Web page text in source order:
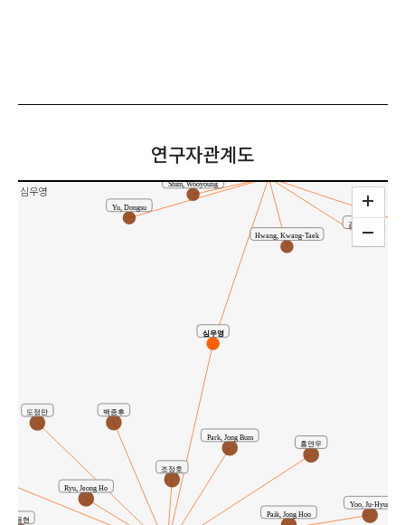
연구자관계도
심우영
Yu, Dongsu
Shim, Wooyoung
Hwang, Kwang-Taek
김종영
Paik, Jong Hoo
Park, Jong Bum
Ryu, Jeong Ho
Yoo, Ju-Hyun
도정만 백종후
윤용현
조정호
홍연우
심우영